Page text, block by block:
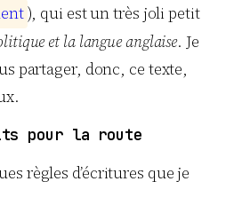
ent), qui est un très joli petit
et la langue anglaise. Je
partager, donc, ce texte,
pour la route
règles d’écritures que je